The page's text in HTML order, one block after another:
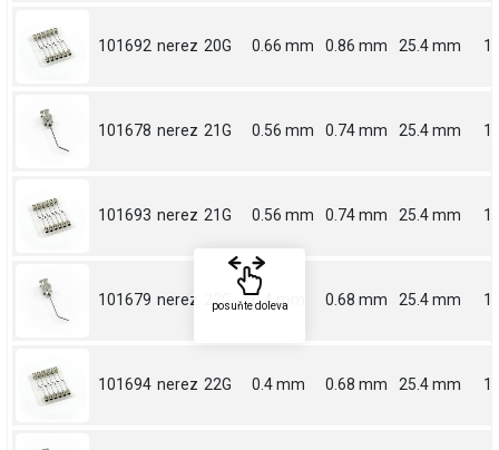
101692 nerez 20G 0.66 mm 0.86 mm 25.4 mm 1
101678 nerez 21G 0.56 mm 0.74 mm 25.4 mm 1
101693 nerez 21G 0.56 mm 0.74 mm 25.4 mm 1
101679 nerez 22G 0.4 mm 0.68 mm 25.4 mm 1
101694 nerez 22G 0.4 mm 0.68 mm 25.4 mm 1
posuňte doleva